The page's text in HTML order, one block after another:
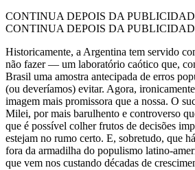
CONTINUA DEPOIS DA
CONTINUA DEPOIS DA
Historicamente, a Argentina tem servido
não fazer — um laboratório caótico que,
Brasil uma amostra antecipada de erros
(ou deveríamos) evitar. Agora,
imagem mais promissora que a nossa. O
Milei, por mais barulhento e controverso
que é possível colher frutos de decisões
estejam no rumo certo. E, sobretudo, que
fora da armadilha do populismo latino-
que vem nos custando décadas de